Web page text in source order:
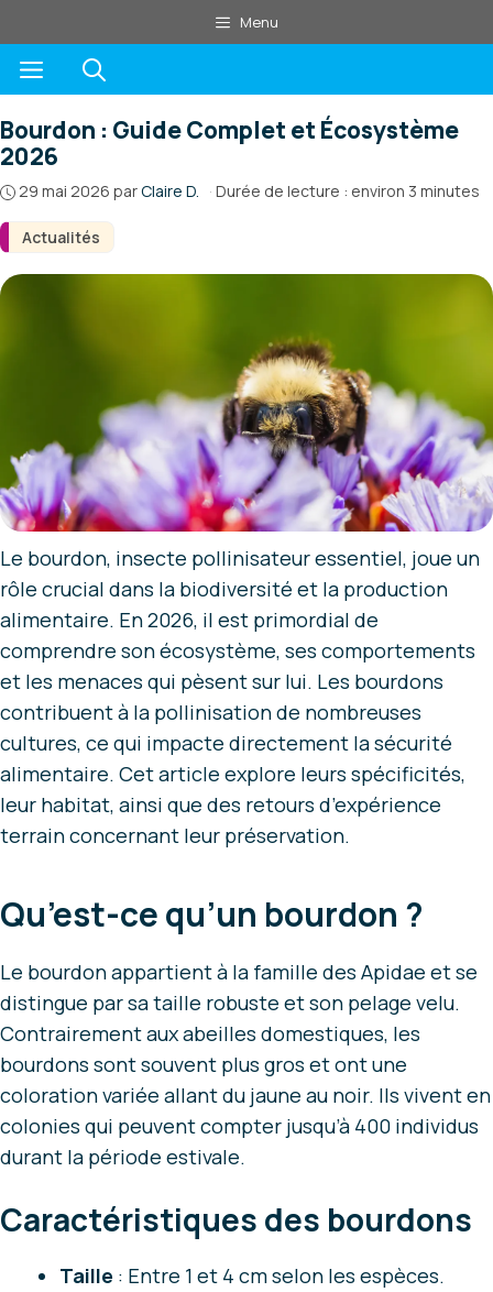
au
contenu
Menu
Menu
Actualités
Bourdon : Guide Complet et Écosystème
2026
29 mai 2026 parClaire D. · Durée de lecture : environ 3 minutes
Le bourdon, insecte pollinisateur essentiel, joue un
rôle crucial dans la biodiversité et la production
alimentaire. En 2026, il est primordial de
comprendre son écosystème, ses comportements
et les menaces qui pèsent sur lui. Les bourdons
contribuent à la pollinisation de nombreuses
cultures, ce qui impacte directement la sécurité
alimentaire. Cet article explore leurs spécificités,
leur habitat, ainsi que des retours d’expérience
terrain concernant leur préservation.
Qu’est-ce qu’un bourdon ?
Le bourdon appartient à la famille des Apidae et se
distingue par sa taille robuste et son pelage velu.
Contrairement aux abeilles domestiques, les
bourdons sont souvent plus gros et ont une
coloration variée allant du jaune au noir. Ils vivent en
colonies qui peuvent compter jusqu’à 400 individus
durant la période estivale.
Caractéristiques des bourdons
Taille : Entre 1 et 4 cm selon les espèces.